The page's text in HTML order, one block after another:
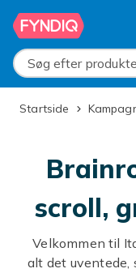
Spring til
Søg efter produkter
Startside
scroll,
Velkommen til
alt det uventede,